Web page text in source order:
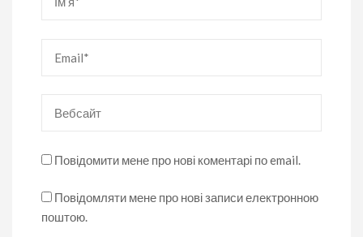
Повідомити мене про нові коментарі по email.
Повідомляти мене про нові записи електронною
поштою.